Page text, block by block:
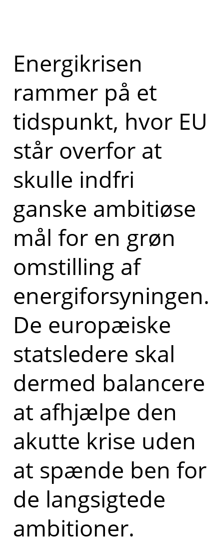
Energikrisen
rammer på et
tidspunkt, hvor EU
står overfor at
skulle indfri
ganske ambitiøse
mål for en grøn
omstilling af
energiforsyningen.
De europæiske
statsledere skal
dermed balancere
at afhjælpe den
akutte krise uden
at spænde ben for
de langsigtede
ambitioner.